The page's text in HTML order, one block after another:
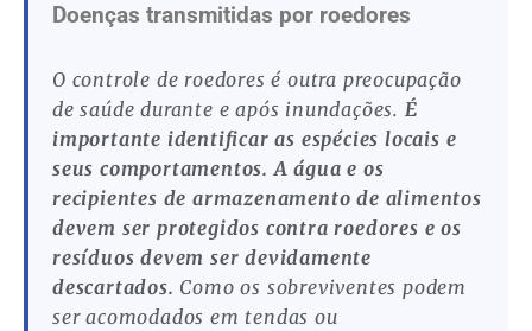
Doenças transmitidas por roedores
O controle de roedores é outra preocupação
de saúde durante e após inundações. É
importante identificar as espécies locais e
seus comportamentos. A água e os
recipientes de armazenamento de alimentos
devem ser protegidos contra roedores e os
resíduos devem ser devidamente
descartados. Como os sobreviventes podem
ser acomodados em tendas ou